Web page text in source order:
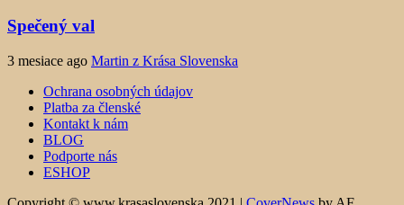
Spečený val
3 mesiace ago Martin z Krása Slovenska
Ochrana osobných údajov
Platba za členské
Kontakt k nám
BLOG
Podporte nás
ESHOP